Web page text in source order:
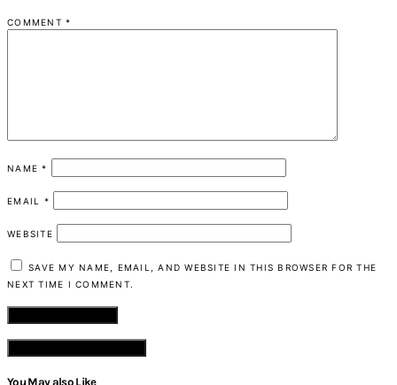
COMMENT *
NAME*
EMAIL *
WEBSITE
SAVE MY NAME, EMAIL, AND WEBSITE IN THIS BROWSER FOR THE
NEXT TIME I COMMENT.
You May also Like